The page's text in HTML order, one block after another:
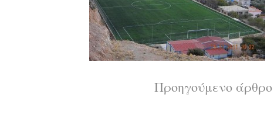
Διαβάστε
Προηγούμενο άρθρο